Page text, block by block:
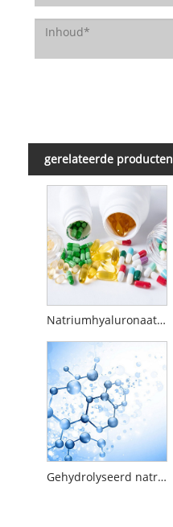
gerelateerde producten
Natriumhyaluronaat Food Grade
Gehydrolyseerd natriumhyaluronaat Food Grade